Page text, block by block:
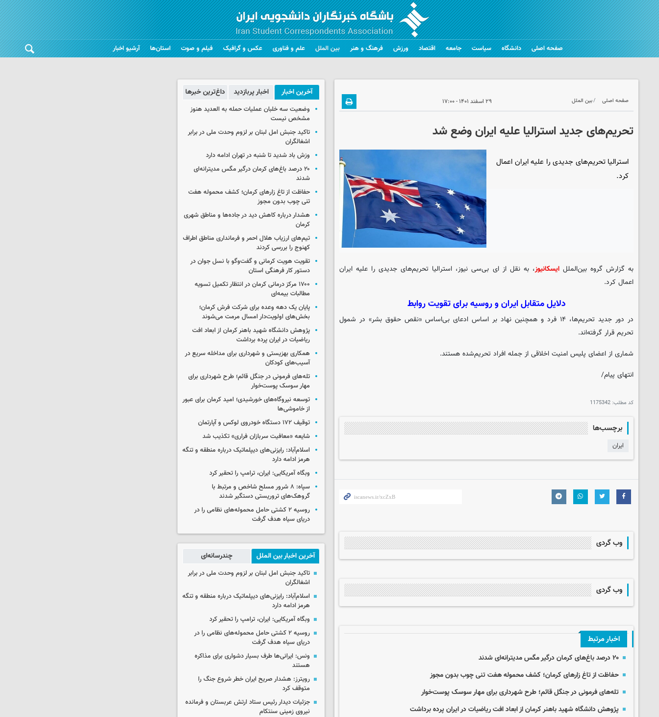
صفحه اصلی دانشگاه سیاست جامعه اقتصاد ورزش فرهنگ و هنر بین الملل علم و فناوری عکس و گرافیک فیلم و صوت استان‌ها آرشیو اخبار
صفحه اصلی بین الملل ۲۹ اسفند ۱۴۰۱ - ۱۷:۰۰
تحریم‌های جدید استرالیا علیه ایران وضع شد
استرالیا تحریم‌های جدیدی را علیه ایران اعمال
کرد.
به گزارش گروه بین‌المللایسکانیوز، به نقل از ای بی‌سی نیوز، استرالیا تحریم‌های جدیدی را علیه ایران
اعمال کرد.
دلایل متقابل ایران و روسیه برای تقویت روابط
در دور جدید تحریم‌ها، ۱۴ فرد و همچنین ‌نهاد بر اساس ادعای بی‌اساس «نقص حقوق بشر» در شمول
تحریم قرار گرفته‌اند.
شماری از اعضای پلیس امنیت اخلاقی از جمله افراد تحریم‌شده هستند.
انتهای پیام/
کد مطلب: 1175342
برچسب‌ها
ایران
وب گردی
وب گردی
اخبار مرتبط
۲۰ درصد باغ‌های کرمان درگیر مگس مدیترانه‌ای شدند
حفاظت از تاغ زارهای کرمان؛ کشف محموله هفت تنی چوب بدون مجوز
تله‌های فرمونی در جنگل قائم؛ طرح شهرداری برای مهار سوسک پوست‌خوار
پژوهش دانشگاه شهید باهنر کرمان از ابعاد افت ریاضیات در ایران پرده برداشت
آخرین اخبار اخبار پربازدید داغ‌ترین خبرها
وضعیت سه خلبان عملیات حمله به العدید هنوز
مشخص نیست
تاکید جنبش امل لبنان بر لزوم وحدت ملی در برابر
اشغالگران
وزش باد شدید تا شنبه در تهران ادامه دارد
۲۰ درصد باغ‌های کرمان درگیر مگس مدیترانه‌ای
شدند
حفاظت از تاغ زارهای کرمان؛ کشف محموله هفت
تنی چوب بدون مجوز
هشدار درباره کاهش دید در جاده‌ها و مناطق شهری
کرمان
تیم‌های ارزیاب هلال احمر و فرمانداری مناطق اطراف
کهنوج را بررسی کردند
تقویت هویت کرمانی و گفت‌وگو با نسل جوان در
دستور کار فرهنگی استان
۱۷۰۰ مرکز درمانی کرمان در انتظار تکمیل تسویه
مطالبات بیمه‌ای
پایان یک دهه وعده برای شرکت فرش کرمان؛
بخش‌های اولویت‌دار امسال مرمت می‌شوند
پژوهش دانشگاه شهید باهنر کرمان از ابعاد افت
ریاضیات در ایران پرده برداشت
همکاری بهزیستی و شهرداری برای مداخله سریع در
آسیب‌های کودکان
تله‌های فرمونی در جنگل قائم؛ طرح شهرداری برای
مهار سوسک پوست‌خوار
توسعه نیروگاه‌های خورشیدی؛ امید کرمان برای عبور
از خاموشی‌ها
توقیف ۱۷۲ دستگاه خودروی لوکس و آپارتمان
شایعه «معافیت سربازان فراری» تکذیب شد
اسلام‌آباد: رایزنی‌های دیپلماتیک درباره منطقه و تنگه
هرمز ادامه دارد
وبگاه آمریکایی: ایران، ترامپ را تحقیر کرد
سپاه: ۸ شرور مسلح شاخص و مرتبط با
گروهک‌های تروریستی دستگیر شدند
روسیه ۲ کشتی حامل محموله‌های نظامی را در
دریای سیاه هدف گرفت
آخرین اخبار بین الملل چندرسانه‌ای
تاکید جنبش امل لبنان بر لزوم وحدت ملی در برابر
اشغالگران
اسلام‌آباد: رایزنی‌های دیپلماتیک درباره منطقه و تنگه
هرمز ادامه دارد
وبگاه آمریکایی: ایران، ترامپ را تحقیر کرد
روسیه ۲ کشتی حامل محموله‌های نظامی را در
دریای سیاه هدف گرفت
ونس: ایرانی‌ها طرف بسیار دشواری برای مذاکره
هستند
رویترز: هشدار صریح ایران خطر شروع جنگ را
متوقف کرد
جزئیات دیدار رئیس ستاد ارتش عربستان و فرمانده
نیروی زمینی سنتکام